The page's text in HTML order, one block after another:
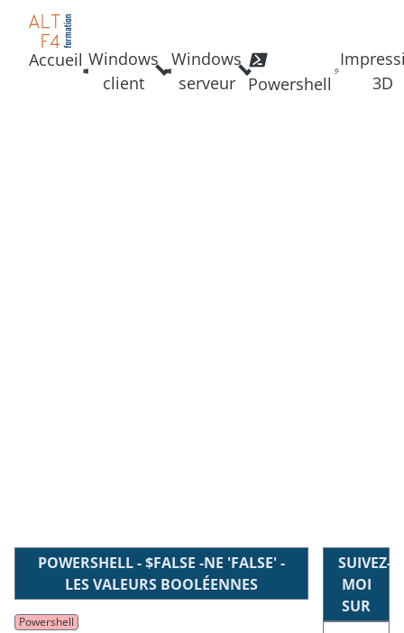
Accueil Windows
client
Windows
serveur
Powershell
3D
POWERSHELL - $FALSE -NE 'FALSE' -
LES VALEURS BOOLÉENNES
Powershell
SUIVEZ-
MOI
SUR